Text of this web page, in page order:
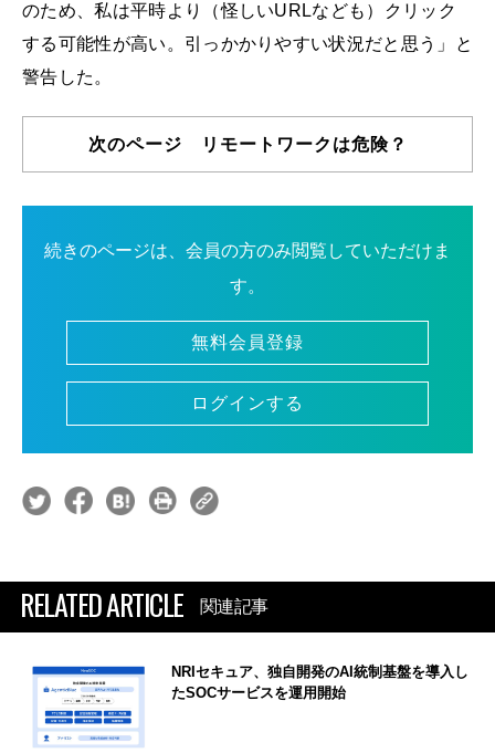
のため、私は平時より（怪しいURLなども）クリック
する可能性が高い。引っかかりやすい状況だと思う」と
警告した。
次のページ リモートワークは危険？
続きのページは、会員の方のみ閲覧していただけま
す。
無料会員登録
ログインする
RELATED ARTICLE 関連記事
NRIセキュア、独自開発のAI統制基盤を導入し
たSOCサービスを運用開始